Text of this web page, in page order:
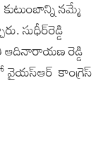
నమ్మే
సుధీర్‌రెడ్డి
ఆదినారాయణ రెడ్డి
వైయ‌స్ఆర్ కాంగ్రెస్‌